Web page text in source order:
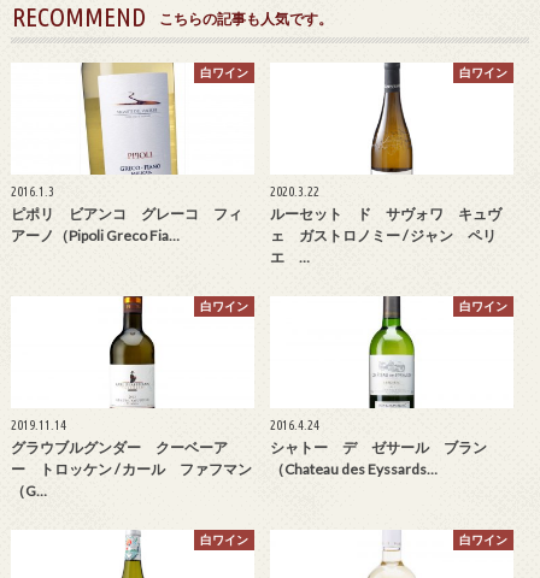
RECOMMEND こちらの記事も人気です。
白ワイン
2016.1.3
ピポリ ビアンコ グレーコ フィ
アーノ（Pipoli Greco Fia…
白ワイン
2020.3.22
ルーセット ド サヴォワ キュヴ
ェ ガストロノミー / ジャン ペリ
エ …
白ワイン
2019.11.14
グラウブルグンダー クーベーア
ー トロッケン / カール ファフマン
（G…
白ワイン
2016.4.24
シャトー デ ゼサール ブラン
（Chateau des Eyssards…
白ワイン 白ワイン